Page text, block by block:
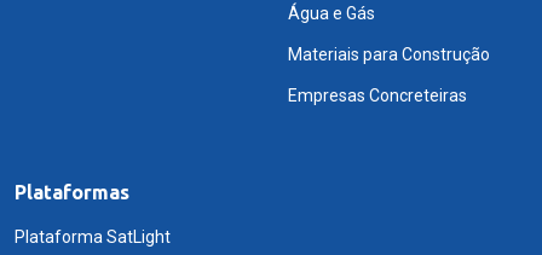
Água e Gás
Materiais para Construção
Empresas Concreteiras
Plataformas
Plataforma SatLight